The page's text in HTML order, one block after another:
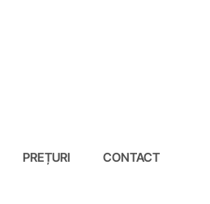
PREȚURI CONTACT